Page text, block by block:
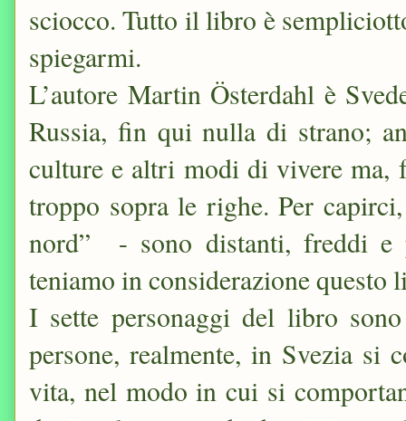
sciocco. Tutto il libro è
spiegarmi.
L’autore Martin Österdahl è
Russia, fin qui nulla di strano;
culture e altri modi di vivere ma,
troppo sopra le righe. Per
nord” - sono distanti, freddi
teniamo in considerazione questo
I sette personaggi del libro
persone, realmente, in Svezia si
vita, nel modo in cui si